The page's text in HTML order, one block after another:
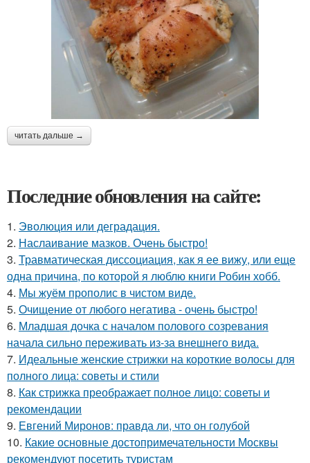
читать дальше →
Последние обновления на сайте:
1. Эволюция или деградация.
2. Наслаивание мазков. Очень быстро!
3. Травматическая диссоциация, как я ее вижу, или еще
одна причина, по которой я люблю книги Робин хобб.
4. Мы жуём прополис в чистом виде.
5. Очищение от любого негатива - очень быстро!
6. Младшая дочка с началом полового созревания
начала сильно переживать из-за внешнего вида.
7. Идеальные женские стрижки на короткие волосы для
полного лица: советы и стили
8. Как стрижка преображает полное лицо: советы и
рекомендации
9. Евгений Миронов: правда ли, что он голубой
10. Какие основные достопримечательности Москвы
рекомендуют посетить туристам